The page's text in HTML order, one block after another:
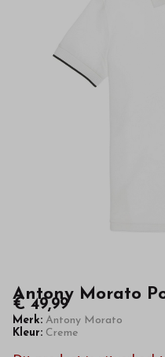
hoge
kwaliteit
Antony Morato
€ 49,99
Merk: Antony Morato
Kleur: Creme